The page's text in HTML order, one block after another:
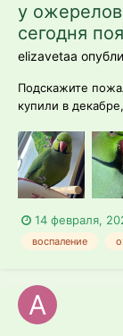
у
сегодня
elizavetaa
Подскажите
купили в
(?) сбоку на
14 февраля,
воспаление